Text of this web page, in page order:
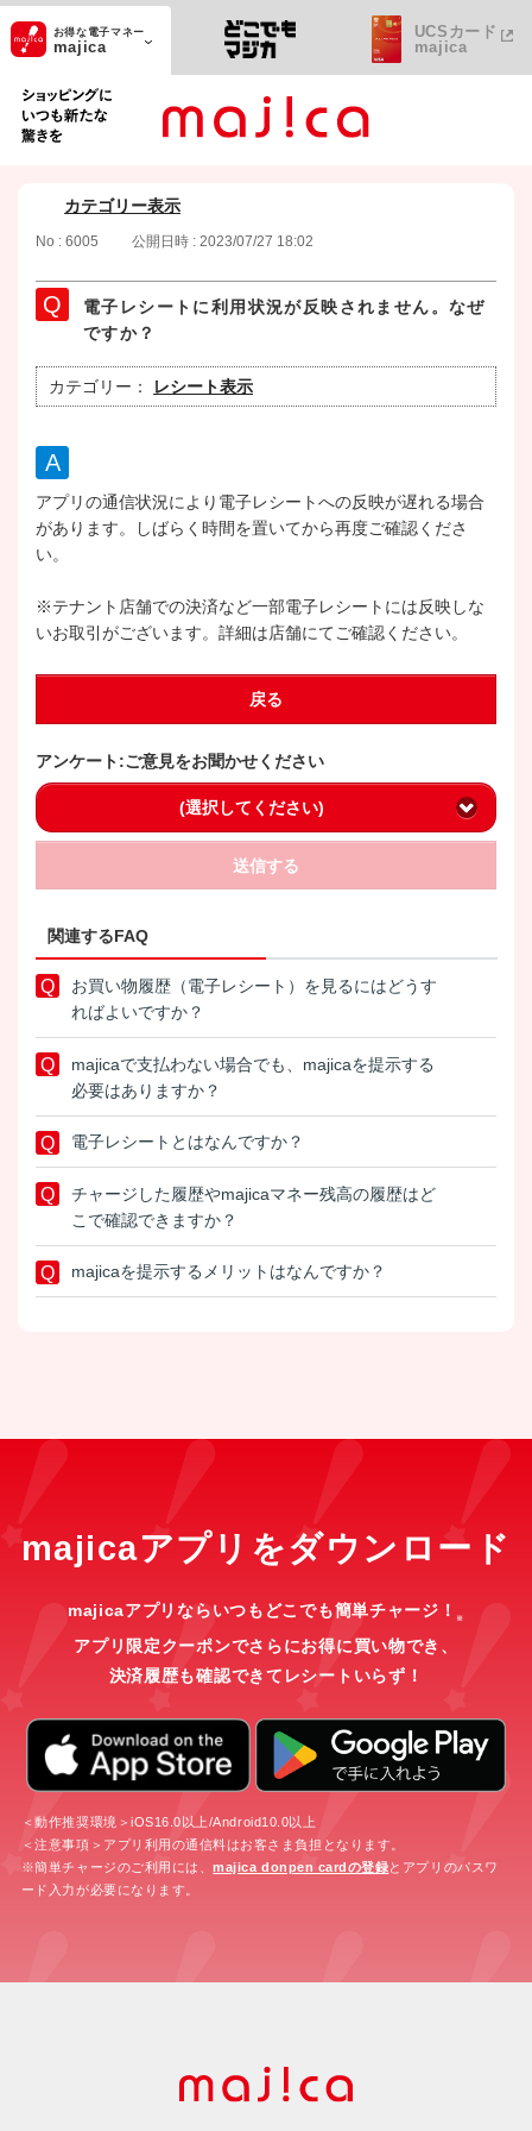
ショッピングにいつも新たな驚きを
お得な電子マネー
majica
UCSカード
majica
カテゴリー表示
No : 6005 公開日時 : 2023/07/27 18:02
電子レシートに利用状況が反映されません。なぜ
ですか？
カテゴリー： レシート表示
アプリの通信状況により電子レシートへの反映が遅れる場合
があります。しばらく時間を置いてから再度ご確認くださ
い。
※テナント店舗での決済など一部電子レシートには反映しな
いお取引がございます。詳細は店舗にてご確認ください。
戻る
アンケート:ご意見をお聞かせください
(選択してください)
送信する
関連するFAQ
お買い物履歴（電子レシート）を見るにはどうす
ればよいですか？
majicaで支払わない場合でも、majicaを提示する
必要はありますか？
電子レシートとはなんですか？
チャージした履歴やmajicaマネー残高の履歴はど
こで確認できますか？
majicaを提示するメリットはなんですか？
majicaアプリをダウンロード
majicaアプリならいつもどこでも簡単チャージ！ ※
アプリ限定クーポンでさらにお得に買い物でき、
決済履歴も確認できてレシートいらず！
＜動作推奨環境＞iOS16.0以上/Android10.0以上
＜注意事項＞アプリ利用の通信料はお客さま負担となります。
※簡単チャージのご利用には、majica donpen cardの登録とアプリのパスワ
ード入力が必要になります。